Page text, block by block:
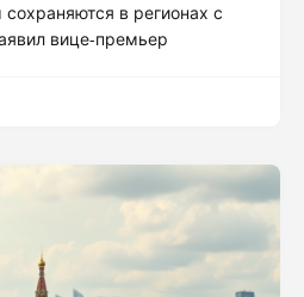
в регионах с
вице-премьер